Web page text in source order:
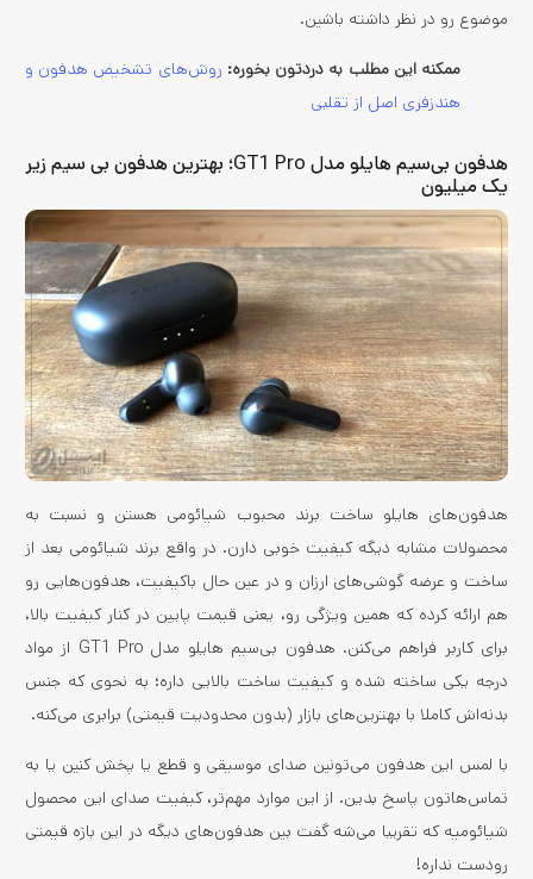
موضوع رو در نظر داشته باشین.
ممکنه این مطلب به دردتون بخوره: روش‌های تشخیص هدفون و
هندزفری اصل از تقلبی
هدفون بی‌سیم هایلو مدل GT1 Pro؛ بهترین هدفون بی سیم زیر
یک میلیون
هدفون‌های هایلو ساخت برند محبوب شیائومی هستن و نسبت به
محصولات مشابه دیگه کیفیت خوبی دارن. در واقع برند شیائومی بعد از
ساخت و عرضه گوشی‌های ارزان و در عین حال باکیفیت، هدفون‌هایی رو
هم ارائه کرده که همین ویژگی رو، یعنی قیمت پایین در کنار کیفیت بالا،
برای کاربر فراهم می‌کنن. هدفون بی‌سیم هایلو مدل GT1 Pro از مواد
درجه یکی ساخته شده و کیفیت ساخت بالایی داره؛ به نحوی که جنس
بدنه‌اش کاملا با بهترین‌های بازار (بدون محدودیت قیمتی) برابری می‌کنه.
با لمس این هدفون می‌تونین صدای موسیقی و قطع یا پخش کنین یا به
تماس‌هاتون پاسخ بدین. از این موارد مهم‌تر، کیفیت صدای این محصول
شیائومیه که تقریبا می‌شه گفت بین هدفون‌های دیگه در این بازه قیمتی
رودست نداره!